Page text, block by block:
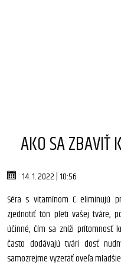
AKO SA ZBAVIŤ
14. 1. 2022 | 10:56
Séra s vitamínom C eliminujú
zjednotiť tón pleti vašej tváre,
účinné, čím sa zníži prítomnosť
často dodávajú tvári dosť
samozrejme vyzerať oveľa